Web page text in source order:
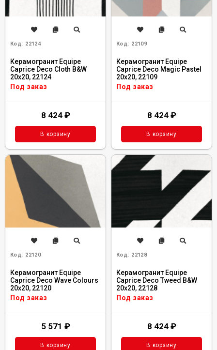
Код: 22124
Керамогранит Equipe
Caprice Deco Cloth B&W
20x20, 22124
Под заказ
8 424 ₽
В корзину
Код: 22109
Керамогранит Equipe
Caprice Deco Magic Pastel
20x20, 22109
Под заказ
8 424 ₽
В корзину
Код: 22120
Керамогранит Equipe
Caprice Deco Wave Colours
20x20, 22120
Под заказ
5 571 ₽
В корзину
Код: 22128
Керамогранит Equipe
Caprice Deco Tweed B&W
20x20, 22128
Под заказ
8 424 ₽
В корзину